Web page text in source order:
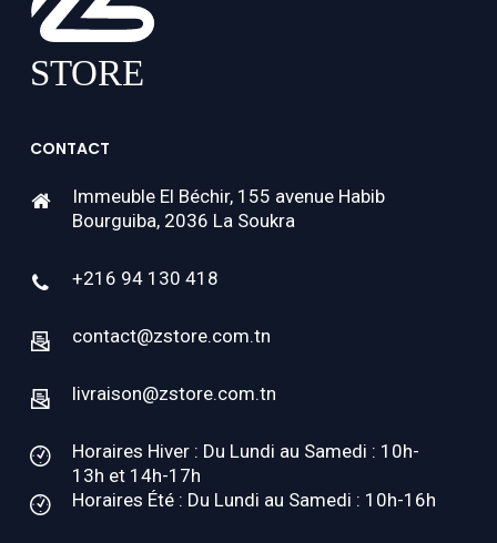
CONTACT
Immeuble El Béchir, 155 avenue Habib
Bourguiba, 2036 La Soukra
+216 94 130 418
contact@zstore.com.tn
livraison@zstore.com.tn
Horaires Hiver : Du Lundi au Samedi : 10h-
13h et 14h-17h
Horaires Été : Du Lundi au Samedi : 10h-16h